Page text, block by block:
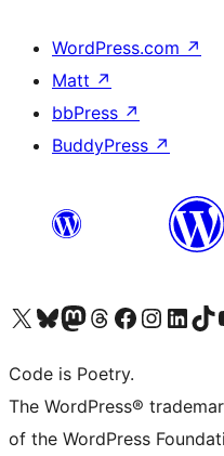
WordPress.com ↗
Matt ↗
bbPress ↗
BuddyPress ↗
Visit our X (formerly Twitter) account
Visit our Bluesky account
Visit our Mastodon account
Visit our Threads account
Visit our Facebook page
Visit our Instagram
Visit ourVisit
Code is Poetry.
The WordPress®
of the WordPress